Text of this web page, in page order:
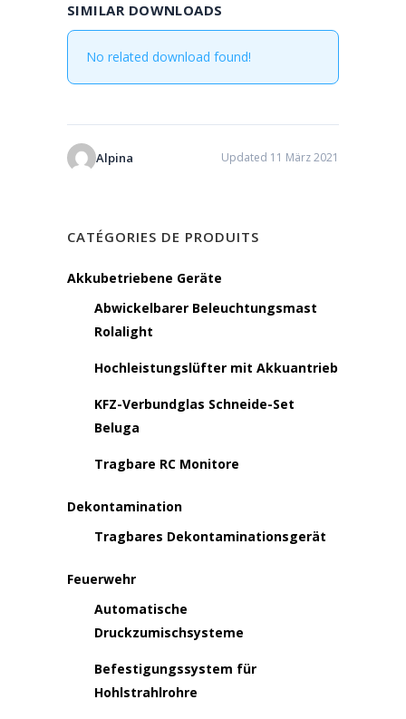
SIMILAR DOWNLOADS
No related download found!
Alpina Updated 11 März 2021
CATÉGORIES DE PRODUITS
Akkubetriebene Geräte
Abwickelbarer Beleuchtungsmast
Rolalight
Hochleistungslüfter mit Akkuantrieb
KFZ-Verbundglas Schneide-Set
Beluga
Tragbare RC Monitore
Dekontamination
Tragbares Dekontaminationsgerät
Feuerwehr
Automatische
Druckzumischsysteme
Befestigungssystem für
Hohlstrahlrohre